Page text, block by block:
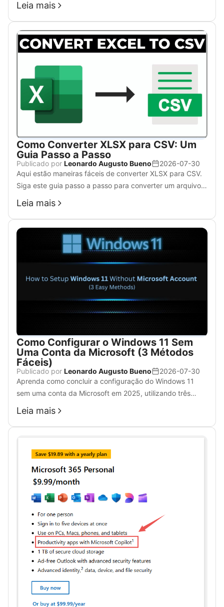
andamento do seu trabalho.
Leia mais
Como Converter XLSX para CSV: Um
Guia Passo a Passo
Publicado por Leonardo Augusto Bueno
2026-07-30
Aqui estão maneiras fáceis de converter XLSX para CSV.
Siga este guia passo a passo para converter um arquivo
do Excel para o formato CSV.
Leia mais
Como Configurar o Windows 11 Sem
Uma Conta da Microsoft (3 Métodos
Fáceis)
Publicado por Leonardo Augusto Bueno
2026-07-30
Aprenda como concluir a configuração do Windows 11
sem uma conta da Microsoft em 2025, utilizando três
métodos fáceis, incluindo o Rufus e o Prompt de
Comando.
Leia mais